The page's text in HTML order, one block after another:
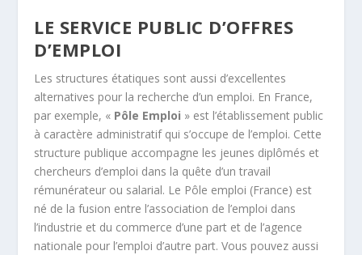
LE SERVICE PUBLIC D’OFFRES
D’EMPLOI
Les structures étatiques sont aussi d’excellentes
alternatives pour la recherche d’un emploi. En France,
par exemple, « Pôle Emploi » est l’établissement public
à caractère administratif qui s’occupe de l’emploi. Cette
structure publique accompagne les jeunes diplômés et
chercheurs d’emploi dans la quête d’un travail
rémunérateur ou salarial. Le Pôle emploi (France) est
né de la fusion entre l’association de l’emploi dans
l’industrie et du commerce d’une part et de l’agence
nationale pour l’emploi d’autre part. Vous pouvez aussi